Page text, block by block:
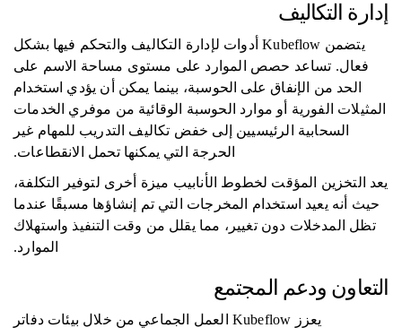
إدارة التكاليف
يتضمن Kubeflow أدوات لإدارة التكاليف والتحكم فيها بشكل
فعال. تساعد حصص الموارد على مستوى مساحة الاسم على
الحد من الإنفاق على الحوسبة، بينما يمكن أن يؤدي استخدام
المثيلات الفورية أو موارد الحوسبة الوقائية من موفري الخدمات
السحابية الرئيسيين إلى خفض تكاليف التدريب للمهام غير
الحرجة التي يمكنها تحمل الانقطاعات.
يعد التخزين المؤقت لخطوط الأنابيب ميزة أخرى لتوفير التكلفة،
حيث أنه يعيد استخدام المخرجات التي تم إنشاؤها مسبقًا عندما
تظل المدخلات دون تغيير، مما يقلل من وقت التنفيذ واستهلاك
الموارد.
التعاون ودعم المجتمع
يعزز Kubeflow العمل الجماعي من خلال بيئات دفاتر